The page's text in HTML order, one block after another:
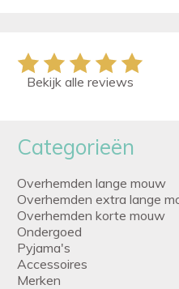
Bekijk alle reviews
Categorieën
Overhemden lange mouw
Overhemden extra lange
Overhemden korte mouw
Ondergoed
Pyjama's
Accessoires
Merken